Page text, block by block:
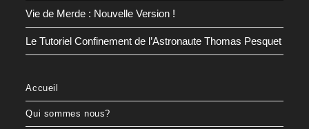
Vie de Merde : Nouvelle Version !
Le Tutoriel Confinement de l’Astronaute Thomas Pesquet
Accueil
Qui sommes nous?